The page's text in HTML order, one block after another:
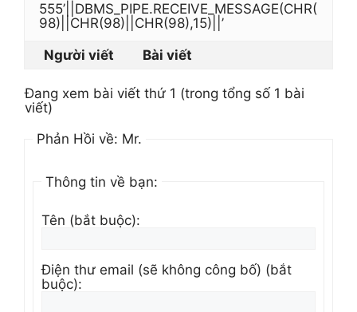
555’||DBMS_PIPE.RECEIVE_MESSAGE(CHR(
98)||CHR(98)||CHR(98),15)||’
Người viết
Bài viết
Đang xem bài viết thứ 1 (trong tổng số 1 bài
viết)
Phản Hồi về: Mr.
Thông tin về bạn:
Tên (bắt buộc):
Điện thư email (sẽ không công bố) (bắt
buộc):